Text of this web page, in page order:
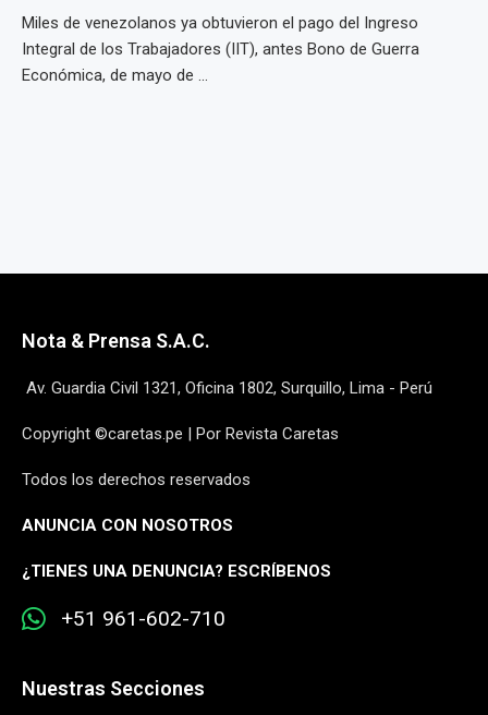
Miles de venezolanos ya obtuvieron el pago del Ingreso
Integral de los Trabajadores (IIT), antes Bono de Guerra
Económica, de mayo de ...
Nota & Prensa S.A.C.
Av. Guardia Civil 1321, Oficina 1802, Surquillo, Lima - Perú
Copyright ©caretas.pe | Por Revista Caretas
Todos los derechos reservados
ANUNCIA CON NOSOTROS
¿TIENES UNA DENUNCIA? ESCRÍBENOS
+51 961-602-710
Nuestras Secciones